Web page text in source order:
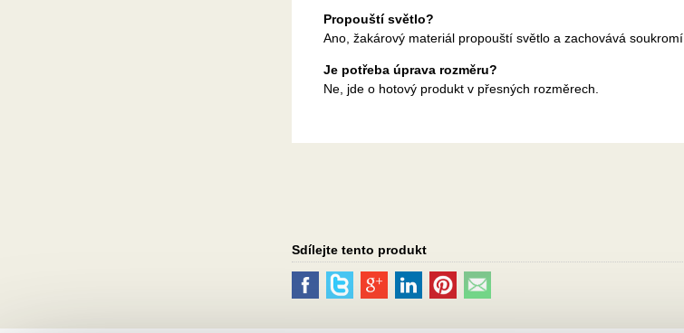
Propouští světlo?
Ano, žakárový materiál propouští světlo a zachovává soukromí.
Je potřeba úprava rozměru?
Ne, jde o hotový produkt v přesných rozměrech.
Sdílejte tento produkt